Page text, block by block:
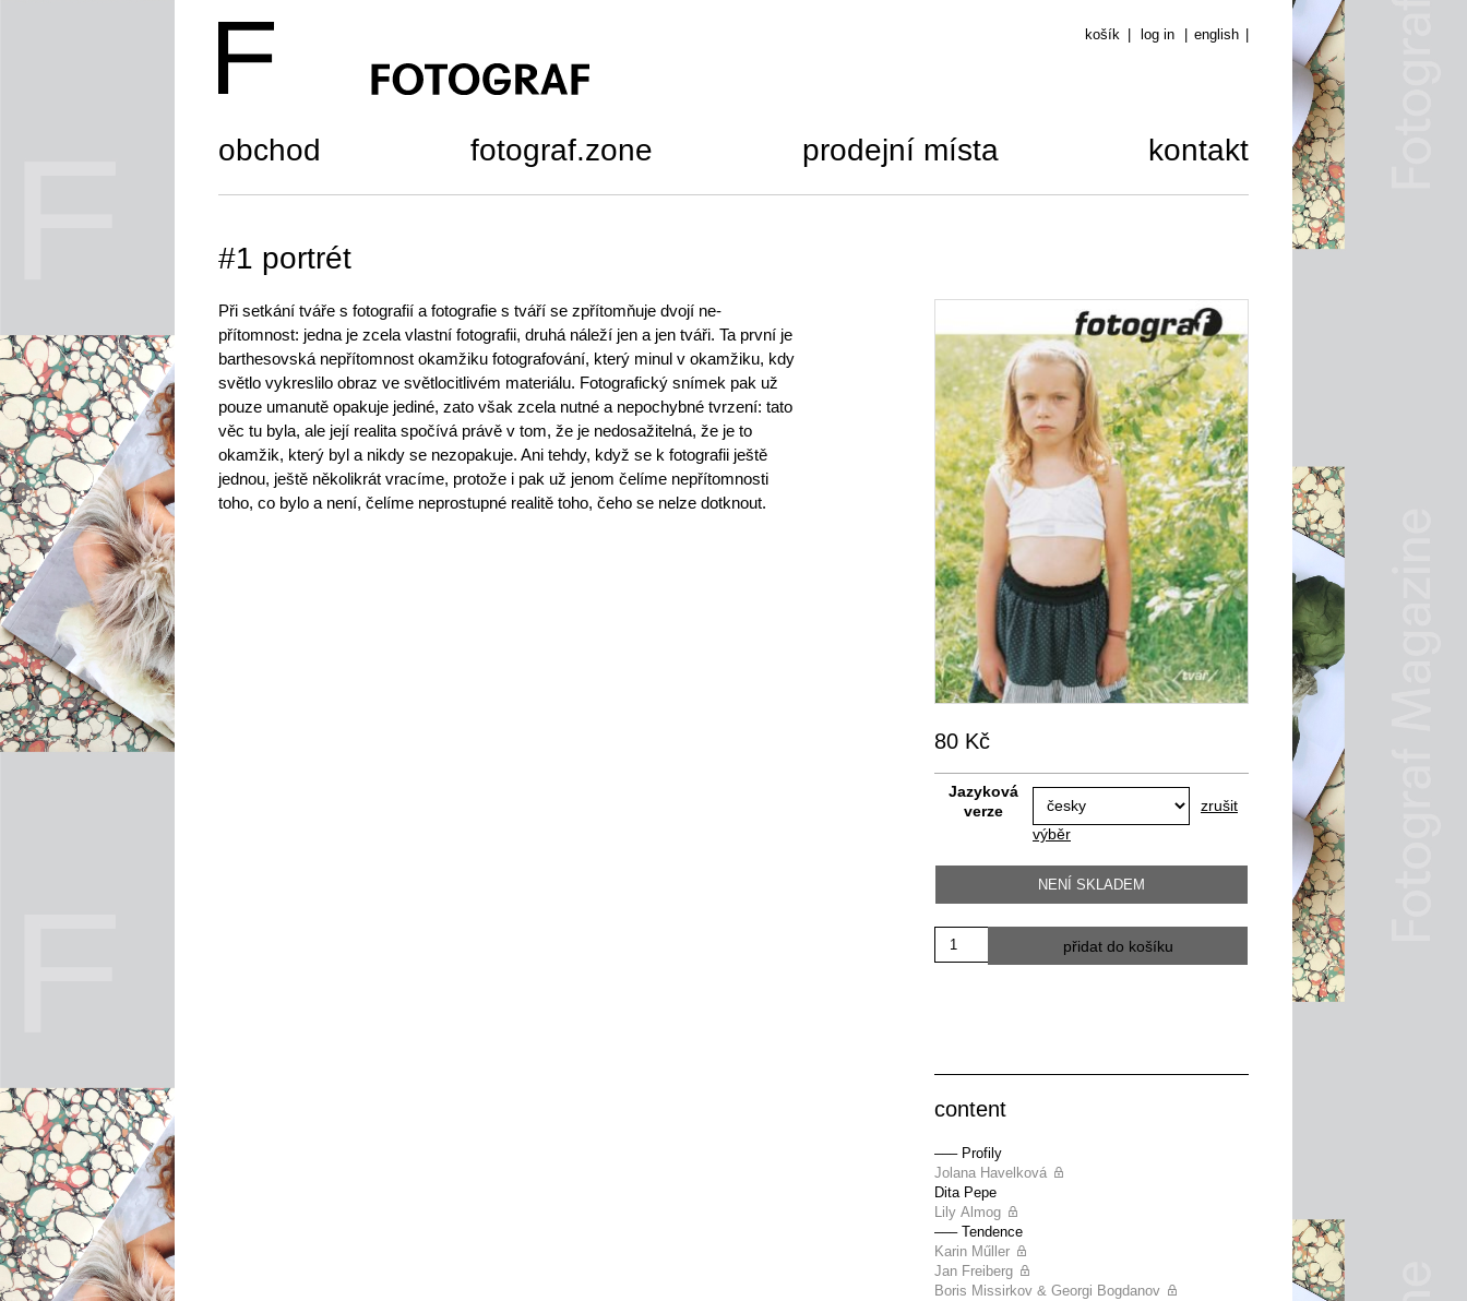
košík log in english
obchod fotograf.zone prodejní místa kontakt
#1 portrét
Při setkání tváře s fotografií a fotografie s tváří se zpřítomňuje dvojí ne-
přítomnost: jedna je zcela vlastní fotografii, druhá náleží jen a jen tváři. Ta první je
barthesovská nepřítomnost okamžiku fotografování, který minul v okamžiku, kdy
světlo vykreslilo obraz ve světlocitlivém materiálu. Fotografický snímek pak už
pouze umanutě opakuje jediné, zato však zcela nutné a nepochybné tvrzení: tato
věc tu byla, ale její realita spočívá právě v tom, že je nedosažitelná, že je to
okamžik, který byl a nikdy se nezopakuje. Ani tehdy, když se k fotografii ještě
jednou, ještě několikrát vracíme, protože i pak už jenom čelíme nepřítomnosti
toho, co bylo a není, čelíme neprostupné realitě toho, čeho se nelze dotknout.
80 Kč
Jazyková
verze
zrušit
výběr
NENÍ SKLADEM
Množství
přidat do košíku
content
––– Profily
Jolana Havelková
Dita Pepe
Lily Almog
––– Tendence
Karin Műller
Jan Freiberg
Boris Missirkov & Georgi Bogdanov